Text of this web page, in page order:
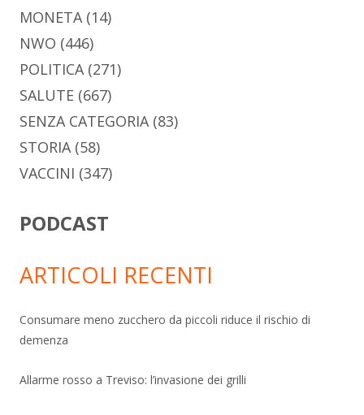
MONETA(14)
NWO (446)
POLITICA(271)
SALUTE (667)
SENZA CATEGORIA(83)
STORIA(58)
VACCINI (347)
PODCAST
ARTICOLI RECENTI
Consumare meno zucchero da piccoli riduce il rischio di
demenza
Allarme rosso a Treviso: l’invasione dei grilli